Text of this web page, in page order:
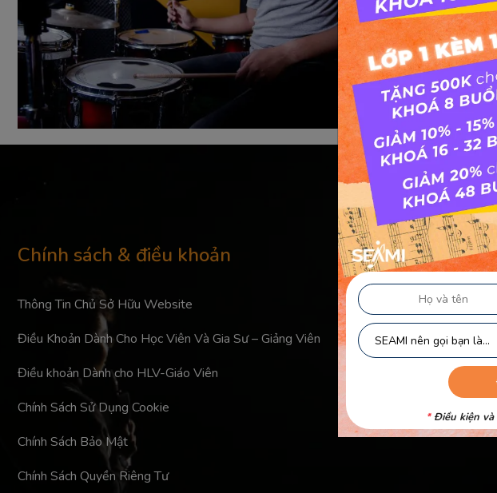
bé đang có hứng
tôi đang ngại việc
cho hàng xóm. Hiện
Chính sách & điều khoản
Thông Tin Chủ Sở Hữu Website
Điều Khoản Dành Cho Học Viên Và Gia Sư – Giảng Viên
Điều khoản Dành cho HLV-Giáo Viên
Chính Sách Sử Dụng Cookie
Chính Sách Bảo Mật
Chính Sách Quyền Riêng Tư
*Điều kiện và